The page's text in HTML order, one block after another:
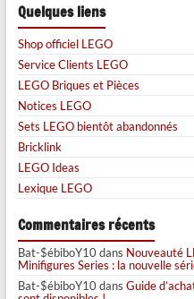
Quelques liens
Shop officiel LEGO
Service Clients LEGO
LEGO Briques et Pièces
Notices LEGO
Sets LEGO bientôt abandonnés
Bricklink
LEGO Ideas
Lexique LEGO
Commentaires récents
Bat-$ébiboY10dans Nouveauté
Minifigures Series : la nouvelle
Bat-$ébiboY10dans Guide